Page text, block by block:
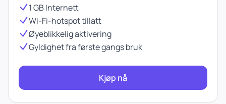
1 GB Internett
Wi-Fi-hotspot tillatt
Øyeblikkelig aktivering
Gyldighet fra første gangs bruk
Kjøp nå